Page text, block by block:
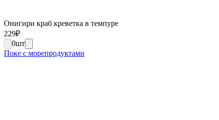
Онигири краб креветка в темпуре
229₽
0шт
Поке с морепродуктами